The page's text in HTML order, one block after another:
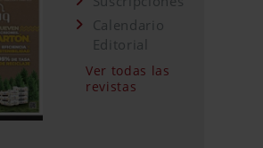
Calendario
Editorial
Ver todas las
revistas